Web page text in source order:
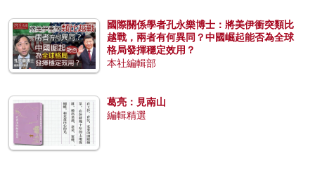
國際關係學者孔永樂博士：將美伊衝突類比
越戰，兩者有何異同？中國崛起能否為全球
格局發揮穩定效用？
本社編輯部
葛亮：見南山
編輯精選